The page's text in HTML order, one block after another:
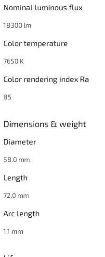
Nominal luminous flux
18300 lm
Color temperature
7650 K
Color rendering index Ra
85
Dimensions & weight
Diameter
58.0 mm
Length
72.0 mm
Arc length
1.1 mm